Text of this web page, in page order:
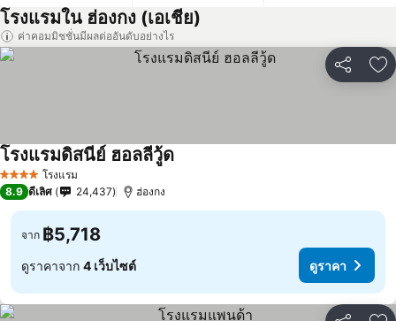
โรงแรมใน ฮ่องกง (เอเชีย)
ค่าคอมมิชชั่นมีผลต่ออันดับอย่างไร
แชร์ เ
4 ดาว โรงแรม
โรงแรมดิสนีย์ ฮอลลีวู้ด
8.9 ดีเลิศ 24,437 ฮ่องกง
จาก ฿5,718
ดูราคาจาก 4 เว็บไซต์ ดูราคา